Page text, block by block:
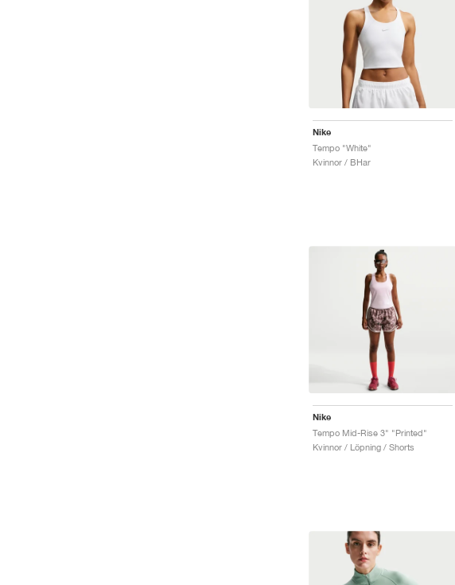
Nike
Tempo "White"
Kvinnor / BHar
Nike
Tempo Mid-Rise 3" "Printed"
Kvinnor / Löpning / Shorts